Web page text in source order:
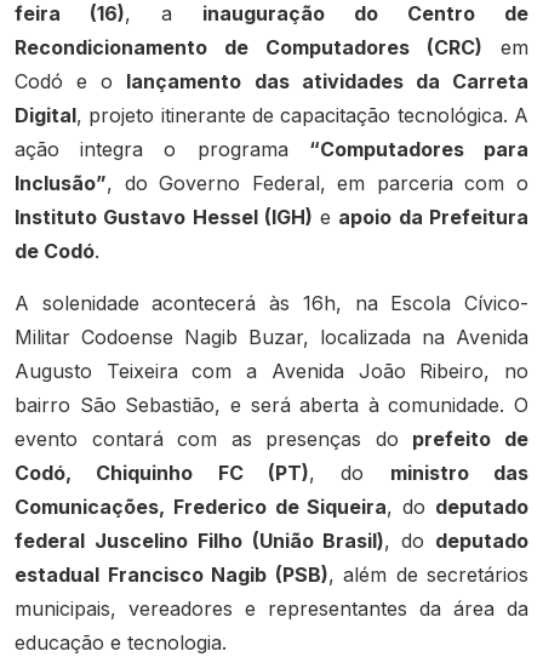
feira (16), a inauguração do Centro de
Recondicionamento de Computadores (CRC) em
Codó e o lançamento das atividades da Carreta
Digital, projeto itinerante de capacitação tecnológica. A
ação integra o programa “Computadores para
Inclusão”, do Governo Federal, em parceria com o
Instituto Gustavo Hessel (IGH) e apoio da Prefeitura
de Codó.
A solenidade acontecerá às 16h, na Escola Cívico-
Militar Codoense Nagib Buzar, localizada na Avenida
Augusto Teixeira com a Avenida João Ribeiro, no
bairro São Sebastião, e será aberta à comunidade. O
evento contará com as presenças do prefeito de
Codó, Chiquinho FC (PT), do ministro das
Comunicações, Frederico de Siqueira, do deputado
federal Juscelino Filho (União Brasil), do deputado
estadual Francisco Nagib (PSB), além de secretários
municipais, vereadores e representantes da área da
educação e tecnologia.